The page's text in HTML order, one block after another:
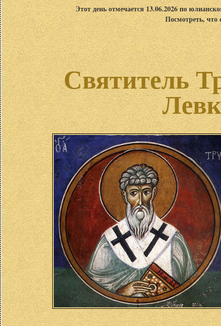
Этот день отмечается 13.06.2026 по
Посмотреть,
Святитель